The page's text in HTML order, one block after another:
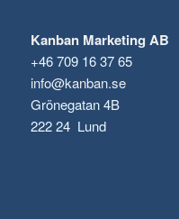
Kanban Marketing AB
+46 709 16 37 65
info@kanban.se
Grönegatan 4B
222 24 Lund